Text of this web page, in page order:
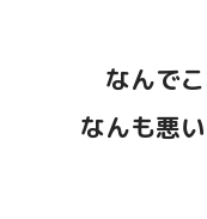
バル
恵」
なんで
なんも悪